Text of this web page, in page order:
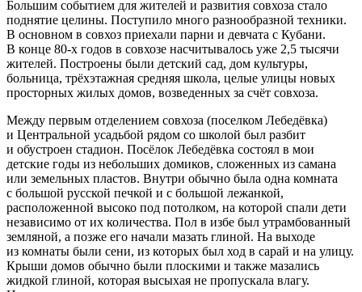
Большим событием для жителей и развития совхоза стало
поднятие целины. Поступило много разнообразной техники.
В основном в совхоз приехали парни и девчата с Кубани.
В конце 80-х годов в совхозе насчитывалось уже 2,5 тысячи
жителей. Построены были детский сад, дом культуры,
больница, трёхэтажная средняя школа, целые улицы новых
просторных жилых домов, возведенных за счёт совхоза.
Между первым отделением совхоза (поселком Лебедёвка)
и Центральной усадьбой рядом со школой был разбит
и обустроен стадион. Посёлок Лебедёвка состоял в мои
детские годы из небольших домиков, сложенных из самана
или земельных пластов. Внутри обычно была одна комната
с большой русской печкой и с большой лежанкой,
расположенной высоко под потолком, на которой спали дети
независимо от их количества. Пол в избе был утрамбованный
земляной, а позже его начали мазать глиной. На выходе
из комнаты были сени, из которых был ход в сарай и на улицу.
Крыши домов обычно были плоскими и также мазались
жидкой глиной, которая высыхая не пропускала влагу.